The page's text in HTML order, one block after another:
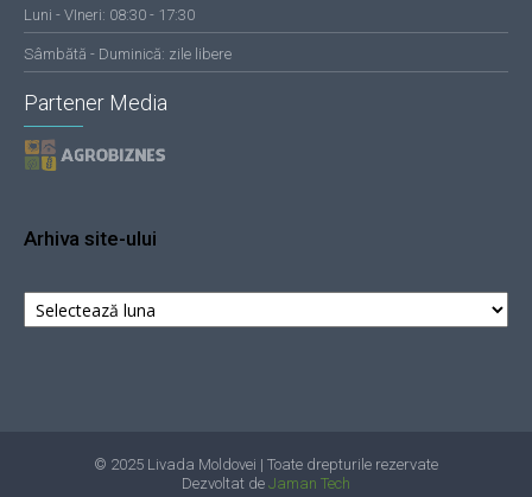
Luni - VIneri: 08:30 - 17:30
Sâmbătă - Duminică: zile libere
Partener Media
Arhiva site-ului
Arhiva
site-
© 2025 Livada Moldovei | Toate drepturile rezervate
Dezvoltat de Jaman Tech